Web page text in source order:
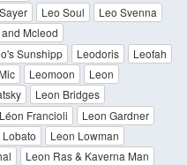
Leo Soul
Leo Svenna
Mcleod
Sunshipp Leodoris
Leofah
Leomoon
Leon
Leon Bridges
Léon Francioli
Leon Gardner
Leon Lowman
Leon Ras & Kaverna Man